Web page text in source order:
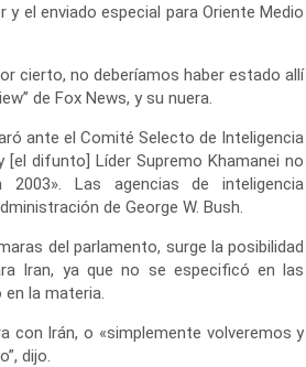
el enviado especial para Oriente Medio
cierto, no deberíamos haber estado allí
de Fox News, y su nuera.
ante el Comité Selecto de Inteligencia
difunto] Líder Supremo Khamanei no
Las agencias de inteligencia
de George W. Bush.
del parlamento, surge la posibilidad
Iran, ya que no se especificó en las
la materia.
con Irán, o «simplemente volveremos y
dijo.